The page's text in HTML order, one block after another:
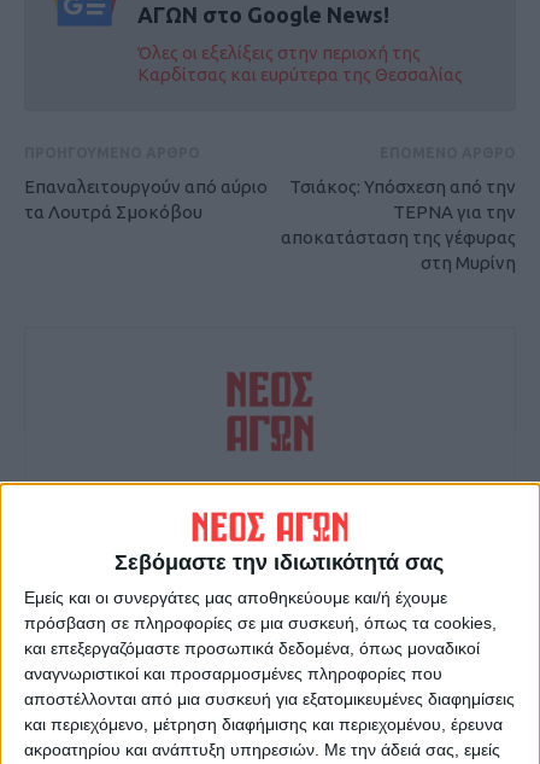
Σεβόμαστε την ιδιωτικότητά σας
Εμείς και οι συνεργάτες μας αποθηκεύουμε και/ή έχουμε
πρόσβαση σε πληροφορίες σε μια συσκευή, όπως τα cookies,
και επεξεργαζόμαστε προσωπικά δεδομένα, όπως μοναδικοί
αναγνωριστικοί και προσαρμοσμένες πληροφορίες που
αποστέλλονται από μια συσκευή για εξατομικευμένες διαφημίσεις
και περιεχόμενο, μέτρηση διαφήμισης και περιεχομένου, έρευνα
ακροατηρίου και ανάπτυξη υπηρεσιών. Με την άδειά σας, εμείς
ΑΓΩΝ στο Google News!
Όλες οι εξελίξεις στην περιοχή της
Καρδίτσας και ευρύτερα της Θεσσαλίας
Επαναλειτουργούν από αύριο
τα Λουτρά Σμοκόβου
Τσιάκος: Υπόσχεση από την
ΤΕΡΝΑ για την
αποκατάσταση της γέφυρας
στη Μυρίνη
https://neosagon.gr
Η Αρχαιότερη Καθημερινή Πρωινή Εφημερίδα της Καρδίτσας
ΠΑΡΟΜΟΙΑ ΑΡΘΡΑ